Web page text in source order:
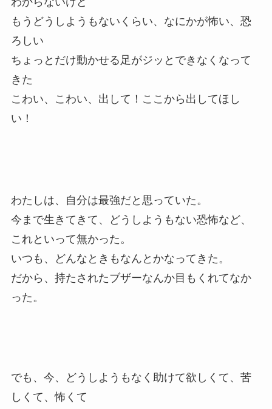
もうどうしようもないくらい、なにかが怖い、恐
ろしい
ちょっとだけ動かせる足がジッとできなくなって
きた
こわい、こわい、出して！ここから出してほし
い！
わたしは、自分は最強だと思っていた。
今まで生きてきて、どうしようもない恐怖など、
これといって無かった。
いつも、どんなときもなんとかなってきた。
だから、持たされたブザーなんか目もくれてなか
った。
でも、今、どうしようもなく助けて欲しくて、苦
しくて、怖くて